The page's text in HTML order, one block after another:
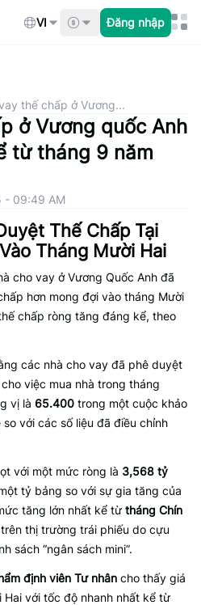
VI Đăng nhập
thế chấp ở Vương...
ở Vương quốc Anh
từ tháng 9 năm
- 09:49 AM
Thế Chấp Tại
Tháng Mười Hai
cho vay ở Vương Quốc Anh đã
hơn mong đợi vào tháng Mười
chấp ròng tăng đáng kể, theo
các nhà cho vay đã phê duyệt
việc mua nhà trong tháng
vị là 65.400 trong một cuộc khảo
với các số liệu đã điều chỉnh
với một mức ròng là 3,568 tỷ
tỷ bảng so với sự gia tăng của
tăng lớn nhất kể từ tháng Chín
thị trường trái phiếu do cựu
sách “ngân sách mini”.
định viên Tư nhân cho thấy giá
với tốc độ nhanh nhất kể từ